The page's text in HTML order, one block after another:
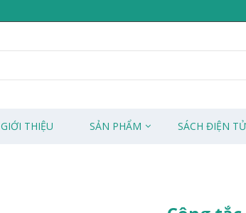
GIỚI THIỆU SẢN PHẨM SÁCH ĐIỆN TỬ